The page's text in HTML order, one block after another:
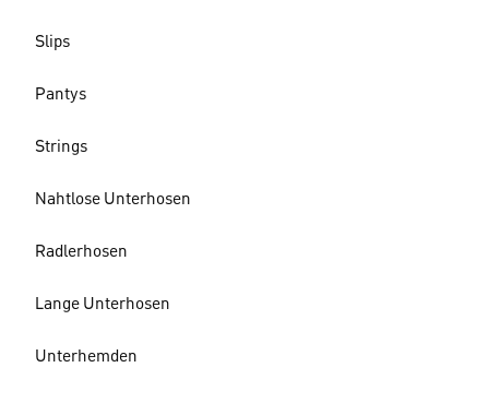
Slips
Pantys
Strings
Nahtlose Unterhosen
Radlerhosen
Lange Unterhosen
Unterhemden